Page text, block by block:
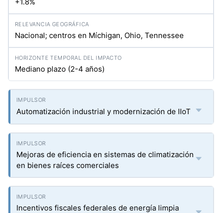
Nacional; centros en Míchigan, Ohio, Tennessee
Mediano plazo (2-4 años)
Automatización industrial y modernización de IIoT
Mejoras de eficiencia en sistemas de climatización
en bienes raíces comerciales
Incentivos fiscales federales de energía limpia